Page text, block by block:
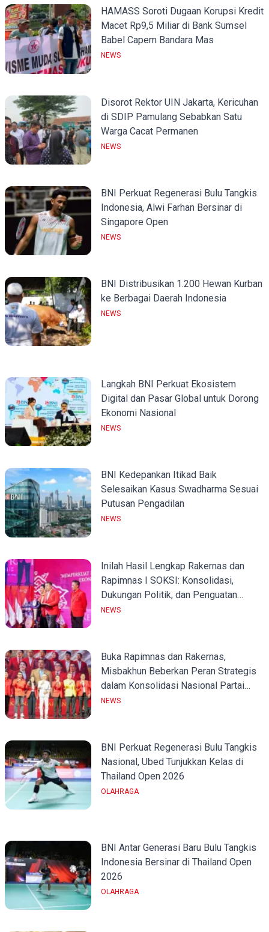
HAMASS Soroti Dugaan Korupsi Kredit
Macet Rp9,5 Miliar di Bank Sumsel
Babel Capem Bandara Mas
NEWS
Disorot Rektor UIN Jakarta, Kericuhan
di SDIP Pamulang Sebabkan Satu
Warga Cacat Permanen
NEWS
BNI Perkuat Regenerasi Bulu Tangkis
Indonesia, Alwi Farhan Bersinar di
Singapore Open
NEWS
BNI Distribusikan 1.200 Hewan Kurban
ke Berbagai Daerah Indonesia
NEWS
Langkah BNI Perkuat Ekosistem
Digital dan Pasar Global untuk Dorong
Ekonomi Nasional
NEWS
BNI Kedepankan Itikad Baik
Selesaikan Kasus Swadharma Sesuai
Putusan Pengadilan
NEWS
Inilah Hasil Lengkap Rakernas dan
Rapimnas I SOKSI: Konsolidasi,
Dukungan Politik, dan Penguatan
Organisasi
NEWS
Buka Rapimnas dan Rakernas,
Misbakhun Beberkan Peran Strategis
dalam Konsolidasi Nasional Partai
Golkar
NEWS
BNI Perkuat Regenerasi Bulu Tangkis
Nasional, Ubed Tunjukkan Kelas di
Thailand Open 2026
OLAHRAGA
BNI Antar Generasi Baru Bulu Tangkis
Indonesia Bersinar di Thailand Open
2026
OLAHRAGA